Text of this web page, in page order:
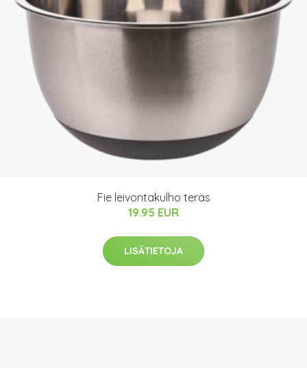
Fie leivontakulho teräs
19.95 EUR
LISÄTIETOJA